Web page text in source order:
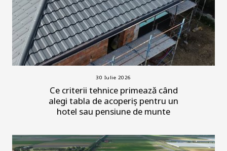
30 Iulie 2026
Ce criterii tehnice primează când
alegi tabla de acoperiș pentru un
hotel sau pensiune de munte